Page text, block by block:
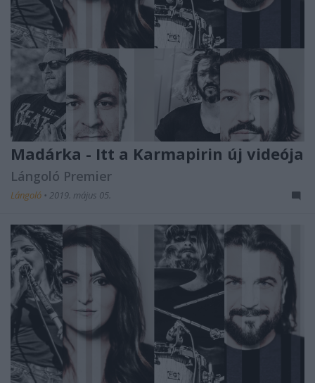
Madárka - Itt a Karmapirin új videója
Lángoló Premier
Lángoló • 2019. május 05.